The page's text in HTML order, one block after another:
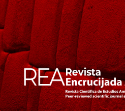
Navegación
principal
Contenido
principal
Barra
lateral